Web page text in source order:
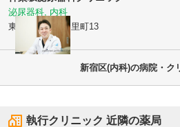
泌尿器科, 内科
東京都新宿区
中里町13
新宿区(内科)の病院・ク
執行クリニック 近隣の薬局